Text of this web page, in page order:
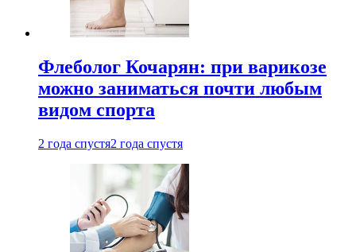
Флеболог Кочарян: при варикозе
можно заниматься почти любым
видом спорта
2 года спустя2 года спустя